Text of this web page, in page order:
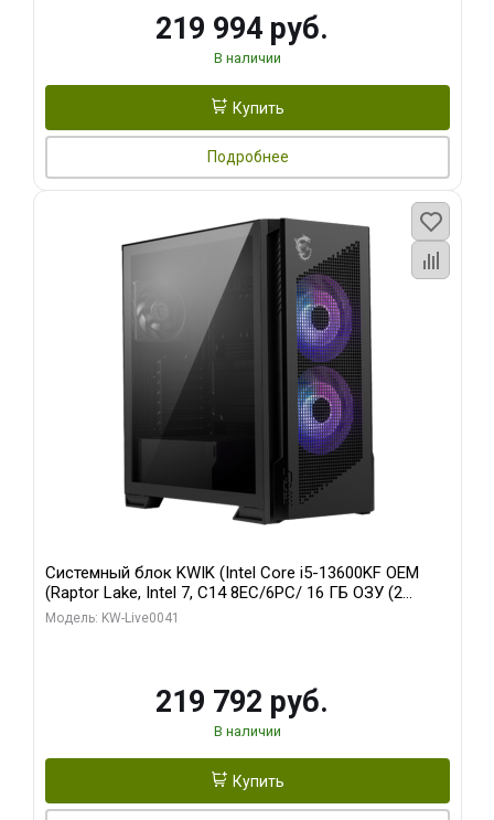
219 994 руб.
В наличии
Купить
Подробнее
Системный блок KWIK (Intel Core i5-13600KF OEM
(Raptor Lake, Intel 7, C14 8EC/6PC/ 16 ГБ ОЗУ (2
модуля)/ Palit RTX5080 GAMINGPRO OC 16GB GDDR7
Модель: KW-Live0041
219 792 руб.
В наличии
Купить